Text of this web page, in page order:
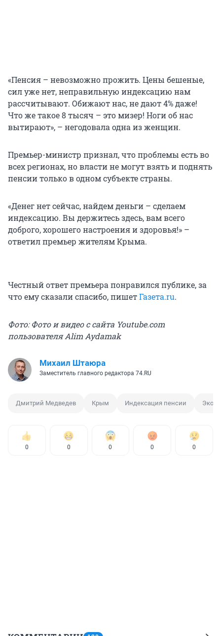
«Пенсия – невозможно прожить. Цены бешеные,
сил уже нет, неправильную индексацию нам
рассчитывают. Обижают нас, не дают 4% даже!
Что же такое 8 тысяч – это мизер! Ноги об нас
вытирают», – негодовала одна из женщин.
Премьер-министр признал, что проблемы есть во
всех регионах, но власти не могут взять и поднять
пенсии только в одном субъекте страны.
«Денег нет сейчас, найдем деньги – сделаем
индексацию. Вы держитесь здесь, вам всего
доброго, хорошего настроения и здоровья!» –
ответил премьер жителям Крыма.
Честный ответ премьера понравился публике, за
что ему сказали спасибо, пишетГазета.ru.
Фото: Фото и видео с сайта Youtube.com
пользователя Alim Aydamak
Михаил Штаюра
Заместитель главного редактора 74.RU
Дмитрий Медведев Крым Индексация пенсии
0 0 0 0 0